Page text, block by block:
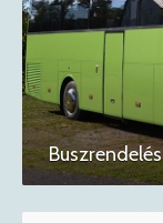
Buszrendelés